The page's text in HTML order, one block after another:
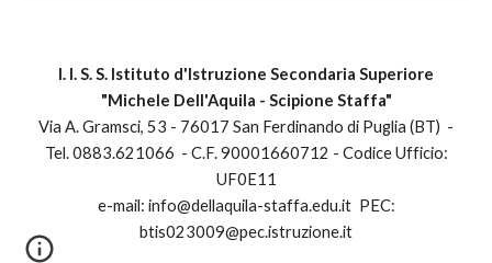
I. I. S. S. Istituto d'Istruzione Secondaria Superiore
"Michele Dell'Aquila - Scipione Staffa"
Via A. Gramsci, 53 - 76017 San Ferdinando di Puglia (BT) -
Tel. 0883.621066 - C.F. 90001660712 - Codice Ufficio:
UF0E11
e-mail: info@dellaquila-staffa.edu.it PEC:
btis023009@pec.istruzione.it